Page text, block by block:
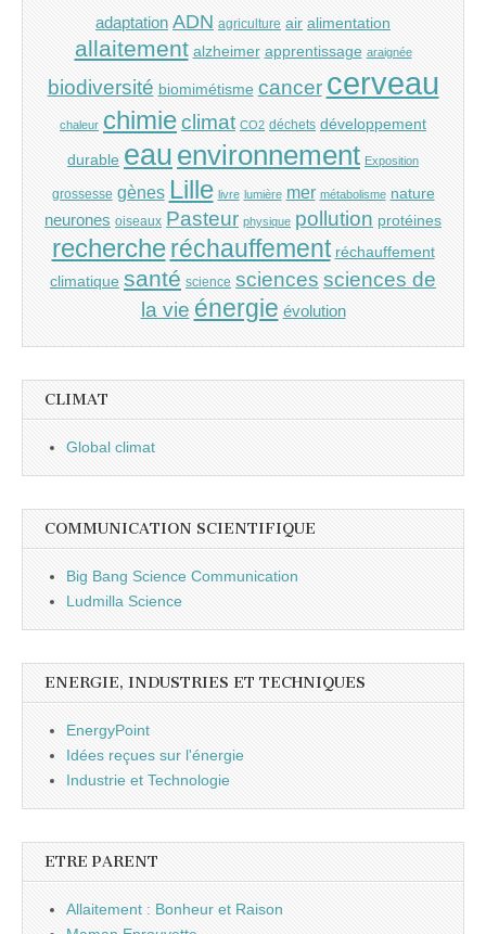
adaptation ADN agriculture air alimentation
allaitement alzheimer apprentissage araignée
biodiversité biomimétisme cancer cerveau
chaleur chimieclimat CO2 déchets développement
durable eau environnement Exposition
grossesse gènes Lille livre lumière mer métabolisme nature
neurones oiseaux Pasteur physique pollution protéines
recherche réchauffement réchauffement
climatique santé science sciences sciences de
la vie énergie évolution
CLIMAT
Global climat
COMMUNICATION SCIENTIFIQUE
Big Bang Science Communication
Ludmilla Science
ENERGIE, INDUSTRIES ET TECHNIQUES
EnergyPoint
Idées reçues sur l'énergie
Industrie et Technologie
ETRE PARENT
Allaitement : Bonheur et Raison